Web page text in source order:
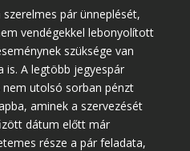
pár ünneplését,
vendégekkel lebonyolított
szüksége van
is. A legtöbb jegyespár
utolsó sorban pénzt
aminek a szervezését
dátum előtt már
része a pár feladata,